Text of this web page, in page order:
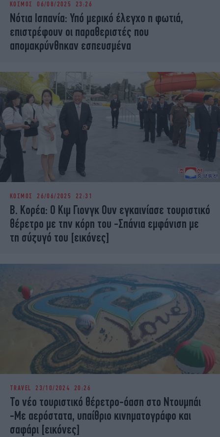
iBOOKS
OSCARS
THE OCEAN
MEDIA
ELAMEFORA
ΚΟΣΜΟΣ 06/08/2025 23:26
Νότια Ισπανία: Υπό μερικό έλεγχο η φωτιά,
επιστρέφουν οι παραθεριστές που
απομακρύνθηκαν εσπευσμένα
ΚΟΣΜΟΣ 26/06/2025 22:31
Β. Κορέα: Ο Κιμ Γιονγκ Ουν εγκαινίασε τουριστικό
θέρετρο με την κόρη του -Σπάνια εμφάνιση με
τη σύζυγό του [εικόνες]
TRAVEL 23/10/2024 20:26
Το νέο τουριστικό θέρετρο-όαση στο Ντουμπάι
-Με αερόστατα, υπαίθριο κινηματογράφο και
σαφάρι [εικόνες]